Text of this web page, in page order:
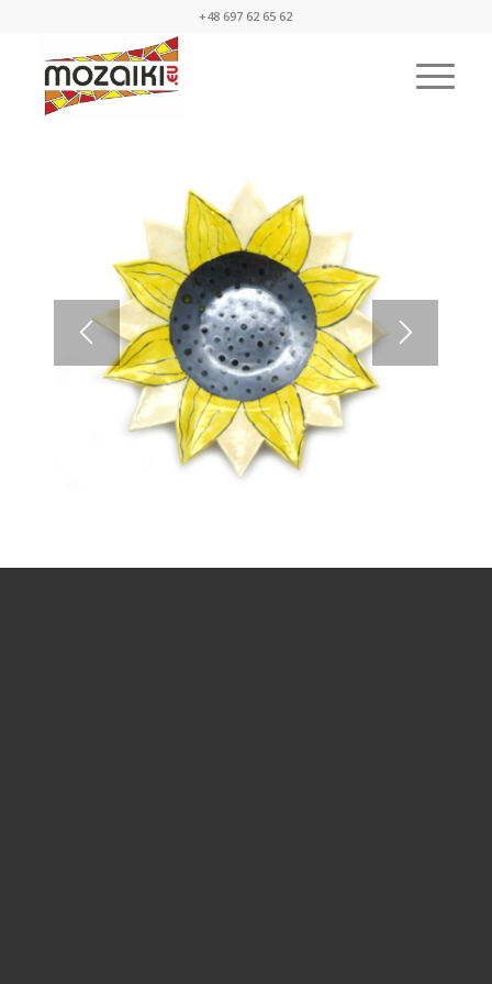
+48 697 62 65 62